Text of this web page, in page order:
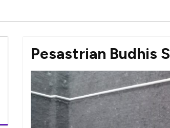
Pesastrian Budhis